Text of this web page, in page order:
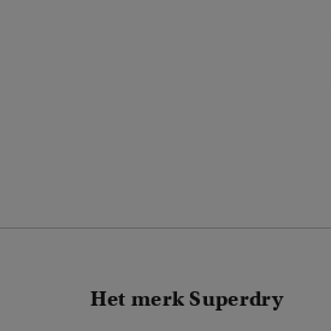
Het merk Superdry